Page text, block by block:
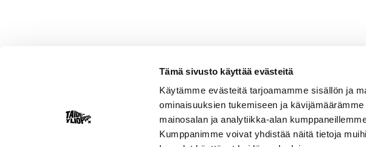
Tämä sivusto käyttää evästeitä
Käytämme evästeitä tarjoamamme sisällön ja
ominaisuuksien tukemiseen ja
mainosalan ja analytiikka-alan
Kumppanimme voivat yhdistää näitä tietoja